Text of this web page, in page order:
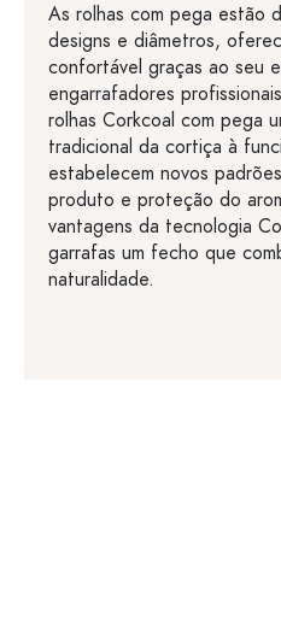
As rolhas com pega estão
designs e diâmetros,
confortável graças ao seu
engarrafadores
rolhas Corkcoal com pega
tradicional da cortiça à
estabelecem novos
produto e proteção do
vantagens da tecnologia
garrafas um fecho que
naturalidade.